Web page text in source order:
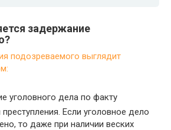
задержание
подозреваемого выглядит
уголовного дела по факту
Если уголовное дело
то даже при наличии веских